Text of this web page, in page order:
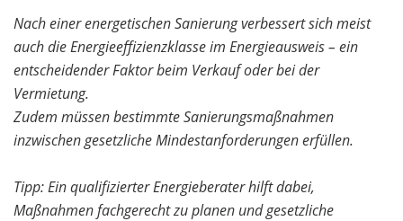
Nach einer energetischen Sanierung verbessert sich meist
auch die Energieeffizienzklasse im Energieausweis – ein
entscheidender Faktor beim Verkauf oder bei der
Vermietung.
Zudem müssen bestimmte Sanierungsmaßnahmen
inzwischen gesetzliche Mindestanforderungen erfüllen.
Tipp: Ein qualifizierter Energieberater hilft dabei,
Maßnahmen fachgerecht zu planen und gesetzliche